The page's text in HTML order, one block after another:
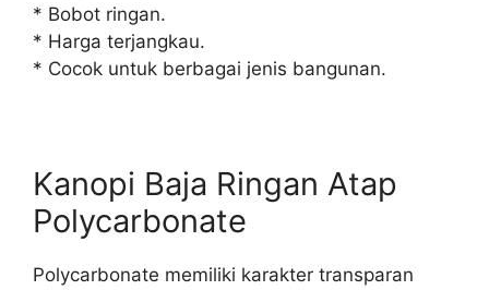
* Bobot ringan.
* Harga terjangkau.
* Cocok untuk berbagai jenis bangunan.
Kanopi Baja Ringan Atap
Polycarbonate
Polycarbonate memiliki karakter transparan